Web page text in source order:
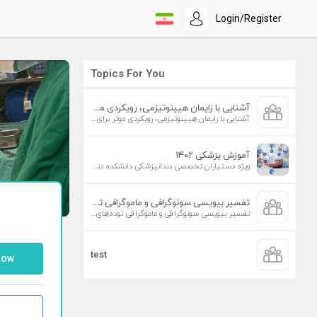
Login/Register
Topics For You
آشنایی با زایمان هیپنوتیزمی، رویکردی موثر برای افزایش تمایل به زایمان طبیعی
آشنایی با زایمان هیپنوتیزمی، رویکردی موثر برای افزایش تمایل به زایمان طبیعی
آموزش پزشکی ۱۴۰۲
ویژه دستیاران تخصصی دندانپزشکی دانشکده دندانپزشکی دانشگاه علوم پزشکی تهران
تفسیر بیوپسی سونوگرافی و ماموگرافی توده‌های پستان
تفسیر بیوپسی سونوگرافی و ماموگرافی توده‌های پستان
test